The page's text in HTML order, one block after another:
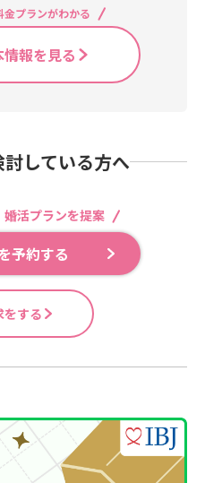
プランがわかる
報を見る
している方へ
活プランを提案
予約する
をする